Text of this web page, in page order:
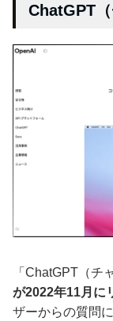
ChatGPT
「ChatGPT（チ
が2022年11月に
ザーからの質問